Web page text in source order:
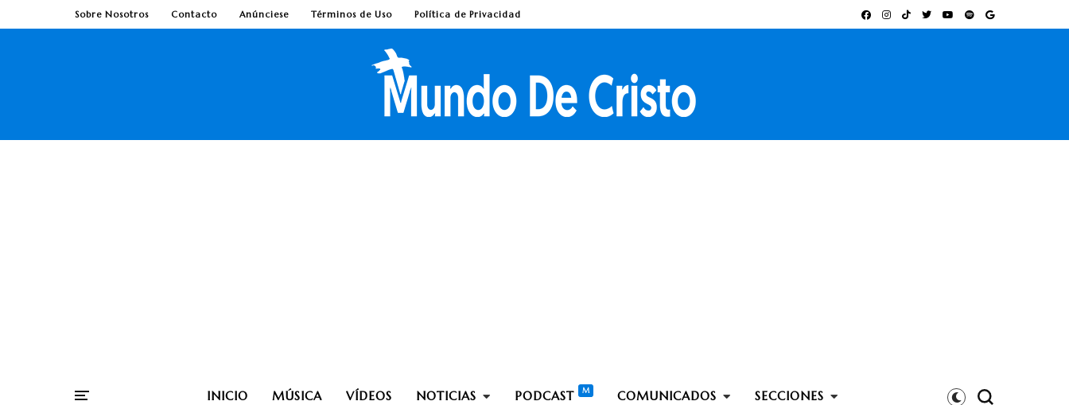
Sobre Nosotros Contacto Anúnciese Términos de Uso Política de Privacidad
INICIO MÚSICA VÍDEOS NOTICIAS PODCAST COMUNICADOS SECCIONES